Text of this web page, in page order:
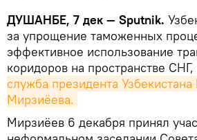
ДУШАНБЕ, 7 дек — Sputnik.
за упрощение таможенных
эффективное использование
коридоров на пространстве
служба президента
Мирзиёева.
Мирзиёев 6 декабря принял